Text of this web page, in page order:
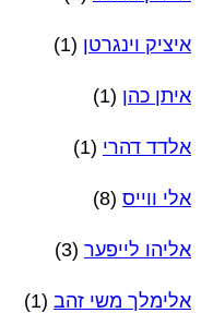
איציק וינגרטן (1)
איתן כהן (1)
אלדד דהרי (1)
אלי ווייס (8)
אליהו לייפער (3)
אלימלך משי זהב (1)